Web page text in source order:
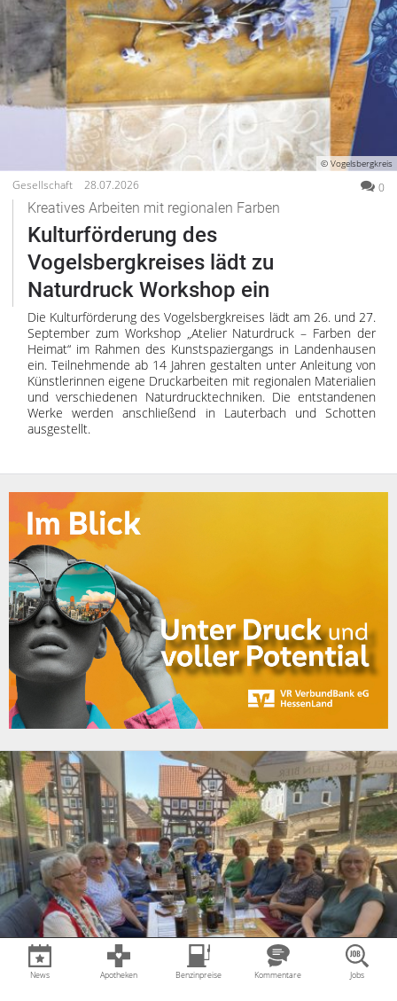
© Vogelsbergkreis
Gesellschaft 28.07.2026 0
Kreatives Arbeiten mit regionalen Farben
Kulturförderung des
Vogelsbergkreises lädt zu
Naturdruck Workshop ein
Die Kulturförderung des Vogelsbergkreises lädt am 26. und 27.
September zum Workshop „Atelier Naturdruck – Farben der
Heimat“ im Rahmen des Kunstspaziergangs in Landenhausen
ein. Teilnehmende ab 14 Jahren gestalten unter Anleitung von
Künstlerinnen eigene Druckarbeiten mit regionalen Materialien
und verschiedenen Naturdrucktechniken. Die entstandenen
Werke werden anschließend in Lauterbach und Schotten
ausgestellt.
News Apotheken Benzinpreise Kommentare Jobs